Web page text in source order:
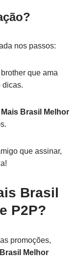
nos passos:
que ama
dicas.
Mais Brasil Melhor
que assinar,
Brasil
P2P?
promoções,
Melhor